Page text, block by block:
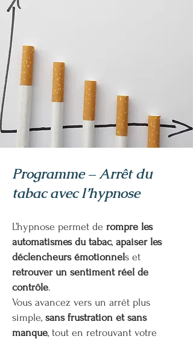
Programme – Arrêt du
tabac avec l’hypnose
L’hypnose permet de rompre les
automatismes du tabac, apaiser les
déclencheurs émotionnels et
retrouver un sentiment réel de
contrôle.
Vous avancez vers un arrêt plus
simple, sans frustration et sans
manque, tout en retrouvant votre